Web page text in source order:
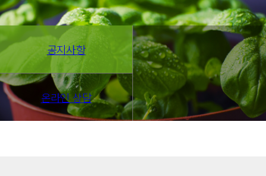
공지사항
온라인 상담